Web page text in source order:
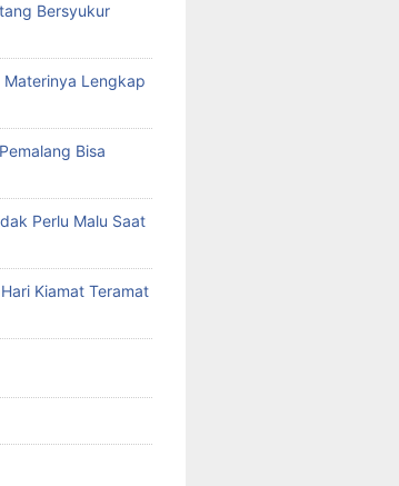
Bersyukur
Materinya Lengkap
Bisa
Perlu Malu Saat
Kiamat Teramat